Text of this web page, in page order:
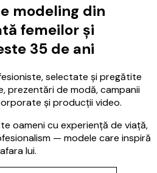
modeling din
femeilor și
35 de ani
selectate și pregătite
prezentări de modă, campanii
și producții video.
oameni cu experiență de viață,
— modele care inspiră
lui.